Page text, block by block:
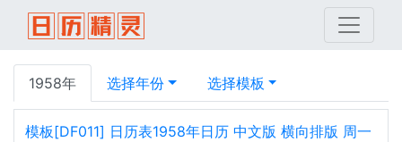
1958年 选择年份 选择模板
模板[DF011] 日历表1958年日历 中文版 横向排版 周一